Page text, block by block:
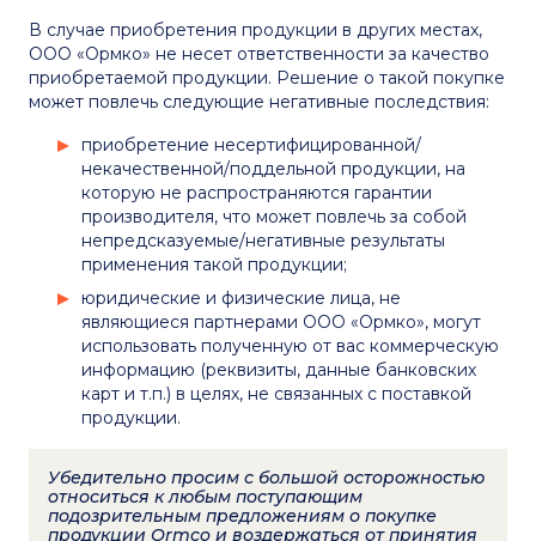
В случае приобретения продукции в других местах,
ООО «Ормко» не несет ответственности за качество
приобретаемой продукции. Решение о такой покупке
может повлечь следующие негативные последствия:
приобретение несертифицированной/
некачественной/поддельной продукции, на
которую не распространяются гарантии
производителя, что может повлечь за собой
непредсказуемые/негативные результаты
применения такой продукции;
юридические и физические лица, не
являющиеся партнерами ООО «Ормко», могут
использовать полученную от вас коммерческую
информацию (реквизиты, данные банковских
карт и т.п.) в целях, не связанных с поставкой
продукции.
Убедительно просим с большой осторожностью
относиться к любым поступающим
подозрительным предложениям о покупке
продукции Ormco и воздержаться от принятия